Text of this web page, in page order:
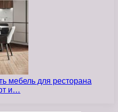
мебель для ресторана
и…